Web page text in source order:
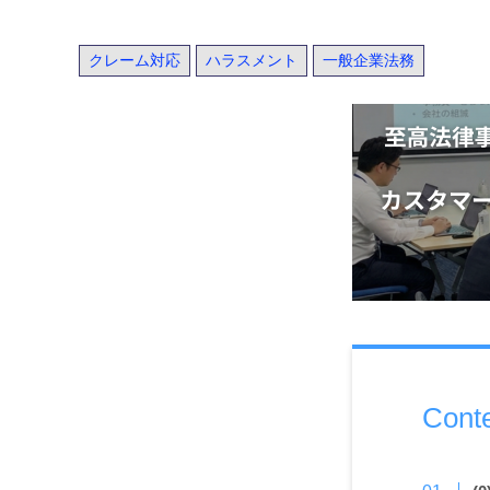
クレーム対応 ハラスメント 一般企業法務